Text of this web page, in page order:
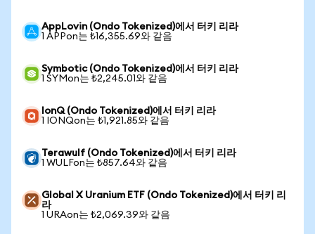
AppLovin (Ondo Tokenized)에서 터키 리라
1 APPon는 ₺16,355.69와 같음
Symbotic (Ondo Tokenized)에서 터키 리라
1 SYMon는 ₺2,245.01와 같음
IonQ (Ondo Tokenized)에서 터키 리라
1 IONQon는 ₺1,921.85와 같음
Terawulf (Ondo Tokenized)에서 터키 리라
1 WULFon는 ₺857.64와 같음
Global X Uranium ETF (Ondo Tokenized)에서 터키 리
라
1 URAon는 ₺2,069.39와 같음